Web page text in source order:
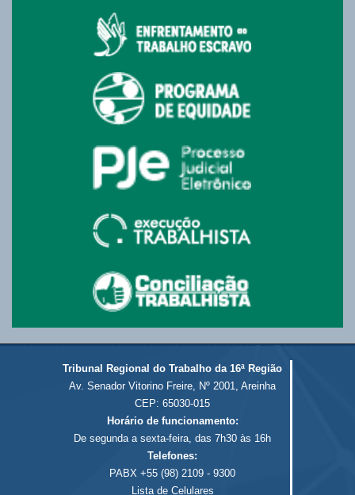
Tribunal Regional do Trabalho da 16ª Região
Av. Senador Vitorino Freire, Nº 2001, Areinha
CEP: 65030-015
Horário de funcionamento:
De segunda a sexta-feira, das 7h30 às 16h
Telefones:
PABX +55 (98) 2109 - 9300
Lista de Celulares